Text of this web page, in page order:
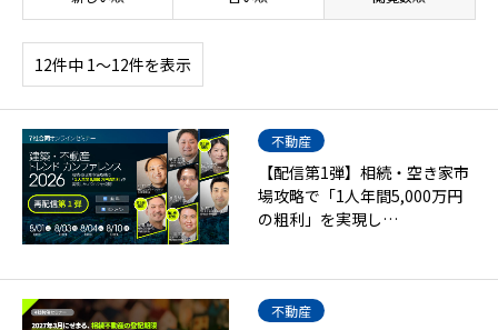
12件中 1〜12件を表示
不動産
【配信第1弾】相続・空き家市
場攻略で「1人年間5,000万円
の粗利」を実現し…
不動産